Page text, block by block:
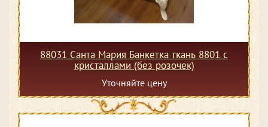
88031 Санта Мария Банкетка ткань 8801 с
кристаллами (без розочек)
Уточняйте цену